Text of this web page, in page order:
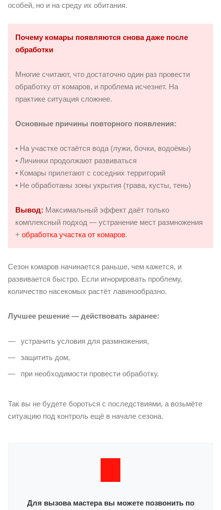
особей, но и на среду их обитания.
Почему комары появляются снова даже после
обработки
Многие считают, что достаточно один раз провести
обработку от комаров, и проблема исчезнет. На
практике ситуация сложнее.
Основные причины повторного появления:
• На участке остаётся вода (лужи, бочки, водоёмы)
• Личинки продолжают развиваться
• Комары прилетают с соседних территорий
• Не обработаны зоны укрытия (трава, кусты, тень)
Вывод: Максимальный эффект даёт только
комплексный подход — устранение мест размножения
+ обработка участка от комаров.
Сезон комаров начинается раньше, чем кажется, и
развивается быстро. Если игнорировать проблему,
количество насекомых растёт лавинообразно.
Лучшее решение — действовать заранее:
устранить условия для размножения,
защитить дом,
при необходимости провести обработку.
Так вы не будете бороться с последствиями, а возьмёте
ситуацию под контроль ещё в начале сезона.
Для вызова мастера вы можете позвонить по